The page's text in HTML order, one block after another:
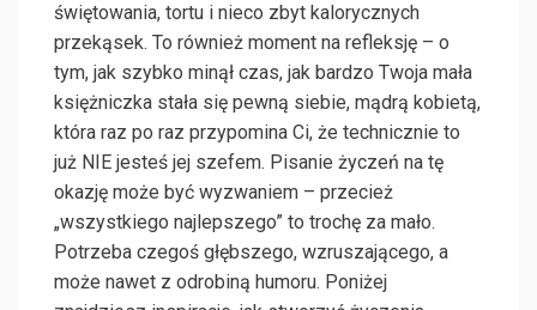
świętowania, tortu i nieco zbyt kalorycznych
przekąsek. To również moment na refleksję – o
tym, jak szybko minął czas, jak bardzo Twoja mała
księżniczka stała się pewną siebie, mądrą kobietą,
która raz po raz przypomina Ci, że technicznie to
już NIE jesteś jej szefem. Pisanie życzeń na tę
okazję może być wyzwaniem – przecież
„wszystkiego najlepszego” to trochę za mało.
Potrzeba czegoś głębszego, wzruszającego, a
może nawet z odrobiną humoru. Poniżej